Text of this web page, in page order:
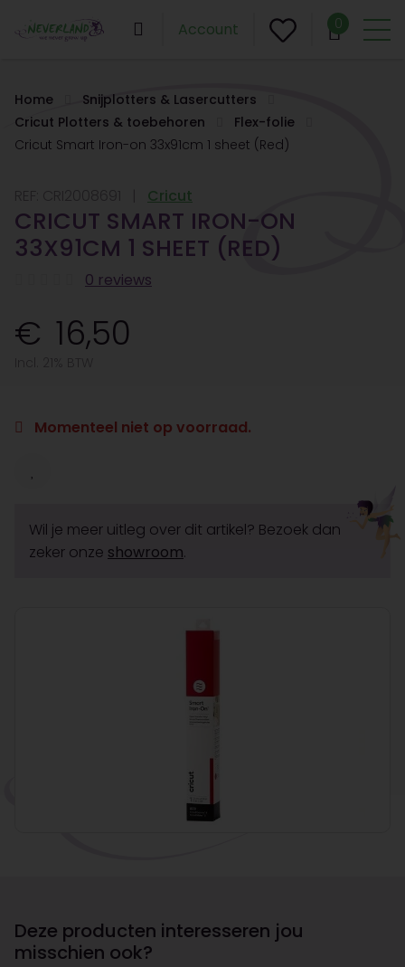
Account 0
Home
Snijplotters & Lasercutters
Cricut Plotters & toebehoren
Flex-folie
Cricut Smart Iron-on 33x91cm 1 sheet (Red)
Cricut
CRICUT SMART IRON-ON
33X91CM 1 SHEET (RED)
0 reviews
16,50
Momenteel niet op voorraad.
Wil je meer uitleg over dit artikel? Bezoek dan
zeker onze showroom.
Deze producten interesseren jou
misschien ook?